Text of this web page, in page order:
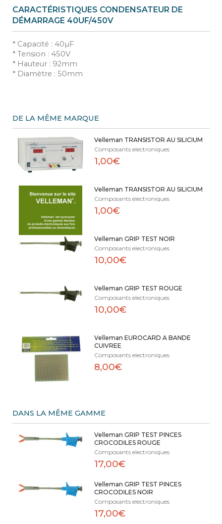
CARACTÉRISTIQUES CONDENSATEUR DE
DÉMARRAGE 40UF/450V
* Capacité : 40µF
* Tension : 450V
* Hauteur : 92mm
* Diamètre : 50mm
DE LA MÊME MARQUE
Velleman TRANSISTOR AU SILICIUM
Composants electroniques
1,00€
Velleman TRANSISTOR AU SILICIUM
Composants electroniques
1,00€
Velleman GRIP TEST NOIR
Composants electroniques
10,00€
Velleman GRIP TEST ROUGE
Composants electroniques
10,00€
Velleman EUROCARD A BANDE
CUIVREE
Composants electroniques
8,00€
DANS LA MÊME GAMME
Velleman GRIP TEST PINCES
CROCODILES ROUGE
Composants electroniques
17,00€
Velleman GRIP TEST PINCES
CROCODILES NOIR
Composants electroniques
17,00€